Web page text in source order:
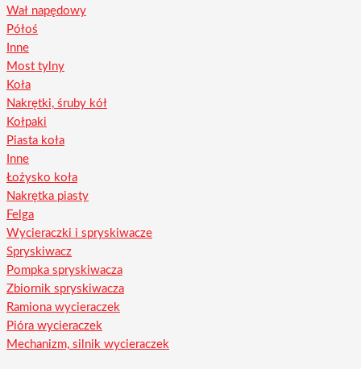
Wał napędowy
Półoś
Inne
Most tylny
Koła
Nakrętki, śruby kół
Kołpaki
Piasta koła
Inne
Łożysko koła
Nakrętka piasty
Felga
Wycieraczki i spryskiwacze
Spryskiwacz
Pompka spryskiwacza
Zbiornik spryskiwacza
Ramiona wycieraczek
Pióra wycieraczek
Mechanizm, silnik wycieraczek